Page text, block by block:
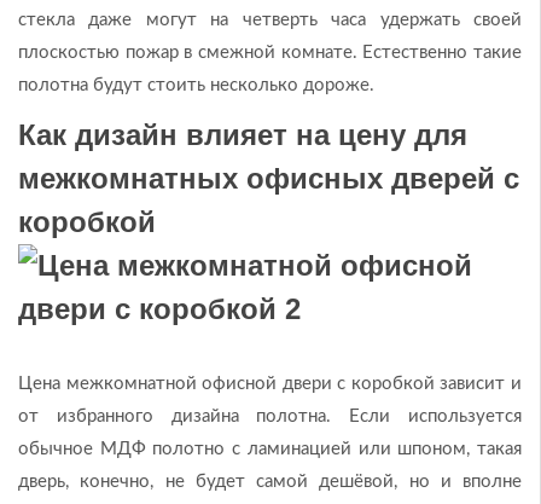
стекла даже могут на четверть часа удержать своей
плоскостью пожар в смежной комнате. Естественно такие
полотна будут стоить несколько дороже.
Как дизайн влияет на цену для
межкомнатных офисных дверей с
коробкой
Цена межкомнатной офисной двери с коробкой зависит и
от избранного дизайна полотна. Если используется
обычное МДФ полотно с ламинацией или шпоном, такая
дверь, конечно, не будет самой дешёвой, но и вполне